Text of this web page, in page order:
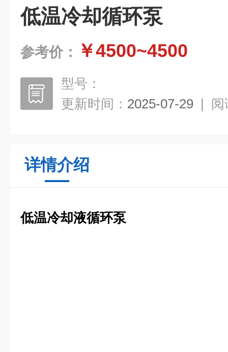
低温冷却循环泵
参考价： ￥4500~4500
型号：
更新时间： 2025-07-29 | 阅
详情介绍
低温冷却液循环泵